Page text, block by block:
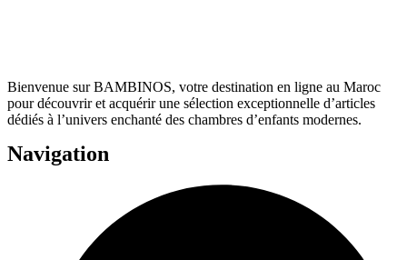
Bienvenue sur BAMBINOS, votre destination en ligne au Maroc
pour découvrir et acquérir une sélection exceptionnelle d’articles
dédiés à l’univers enchanté des chambres d’enfants modernes.
Navigation